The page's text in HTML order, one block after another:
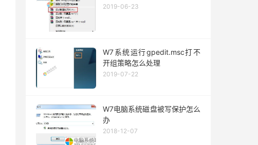
2019-06-23
W7系统运行gpedit.msc打不
开组策略怎么处理
2019-07-22
W7电脑系统磁盘被写保护怎么
办
2018-12-07